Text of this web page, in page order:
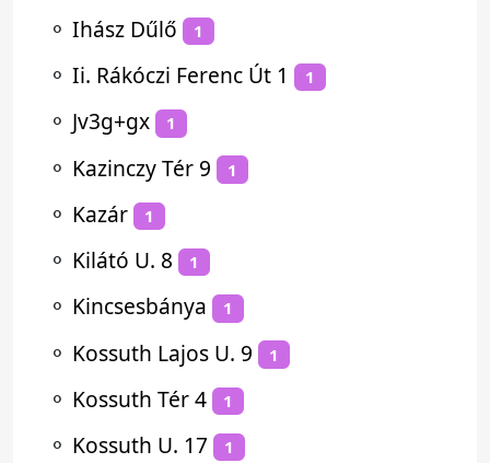
⚬ Ihász Dűlő 1
⚬ Ii. Rákóczi Ferenc Út 1 1
⚬ Jv3g+gx 1
⚬ Kazinczy Tér 9 1
⚬ Kazár 1
⚬ Kilátó U. 8 1
⚬ Kincsesbánya 1
⚬ Kossuth Lajos U. 9 1
⚬ Kossuth Tér 4 1
⚬ Kossuth U. 17 1